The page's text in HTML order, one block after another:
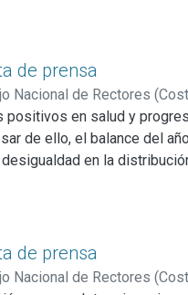
de prensa
Nacional de Rectores
positivos en salud y
de ello, el balance del
en la
de la población,
de prensa
Nacional de Rectores